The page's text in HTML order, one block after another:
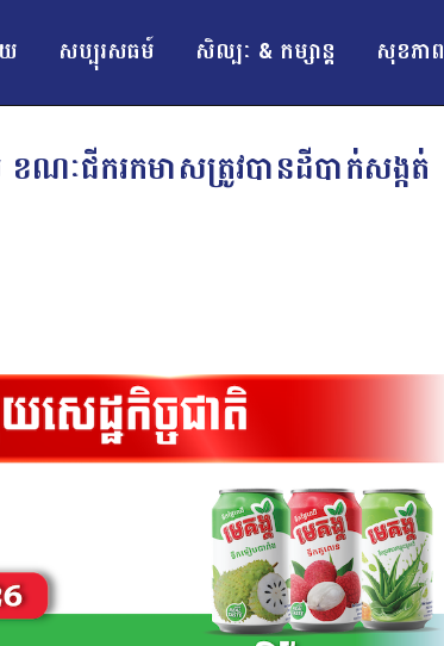
សប្បុរសធម៍ សិល្បៈ & កម្សាន្ត សុខភាព
ខណៈជីករកមាសត្រូវបានដីបាក់សង្កត់